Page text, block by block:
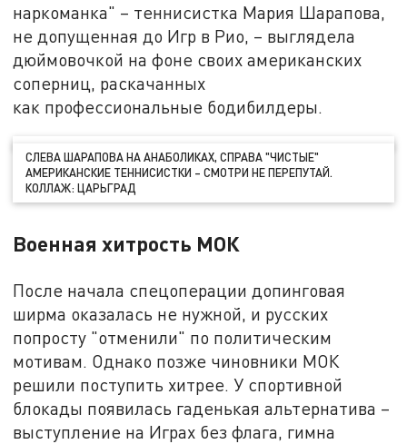
наркоманка" – теннисистка Мария Шарапова,
не допущенная до Игр в Рио, – выглядела
дюймовочкой на фоне своих американских
соперниц, раскачанных
как профессиональные бодибилдеры.
СЛЕВА ШАРАПОВА НА АНАБОЛИКАХ, СПРАВА "ЧИСТЫЕ"
АМЕРИКАНСКИЕ ТЕННИСИСТКИ – СМОТРИ НЕ ПЕРЕПУТАЙ.
КОЛЛАЖ: ЦАРЬГРАД
Военная хитрость МОК
После начала спецоперации допинговая
ширма оказалась не нужной, и русских
попросту "отменили" по политическим
мотивам. Однако позже чиновники МОК
решили поступить хитрее. У спортивной
блокады появилась гаденькая альтернатива –
выступление на Играх без флага, гимна